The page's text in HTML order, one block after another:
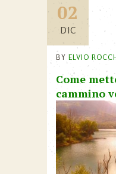
02
DIC
BY ELVIO
Come
cammino